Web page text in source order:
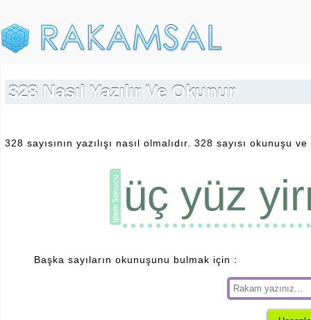
328 Nasıl Yazılır Ve Okunur
328 sayısının yazılışı nasıl olmalıdır. 328 sayısı okunuşu
üç yüz
Başka sayıların okunuşunu bulmak için :